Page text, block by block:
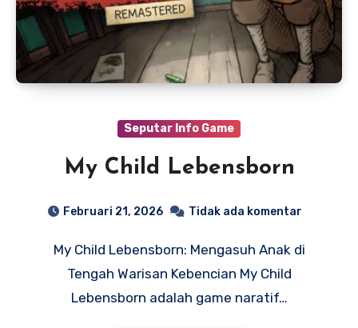
Seputar Info Game
My Child Lebensborn
Februari 21, 2026 Tidak ada komentar
My Child Lebensborn: Mengasuh Anak di
Tengah Warisan Kebencian My Child
Lebensborn adalah game naratif…